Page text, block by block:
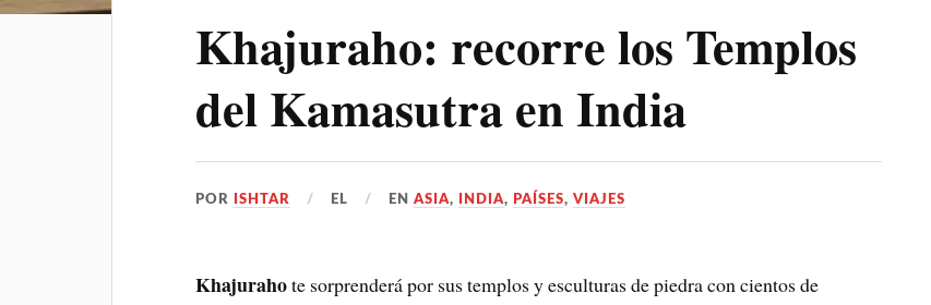
Khajuraho: recorre los Templos
del Kamasutra en India
POR ISHTAR EL ENASIA, INDIA, PAÍSES,VIAJES
Khajurahote sorprenderá por sus templos y esculturas de piedra con cientos de